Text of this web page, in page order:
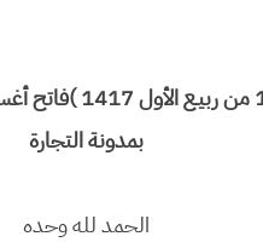
بمدونة التجارة
الحمد لله وحده